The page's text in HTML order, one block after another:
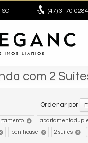
SC (47) 3170-0284
com 2
Ordenar por
apartamento
penthouse 2 suítes